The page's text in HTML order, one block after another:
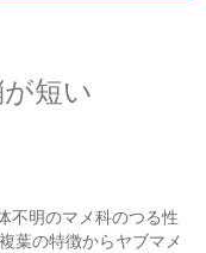
短い
不明のマメ科のつる性
葉の特徴からヤブマメ